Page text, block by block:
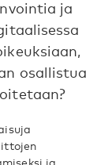
ja
osallistua
ja